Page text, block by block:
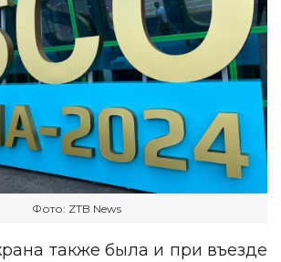
Фото: ZTB News
также была и при въезде